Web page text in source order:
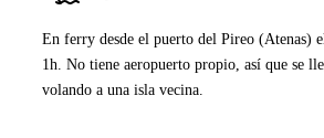
En ferry desde el puerto del Pireo (Atenas)
1h. No tiene aeropuerto propio, así que se
volando a una isla vecina.